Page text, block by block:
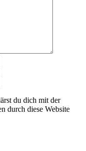
du dich mit der
durch diese Website